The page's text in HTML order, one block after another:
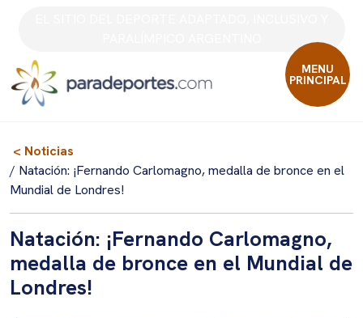
MENU
PRINCIPAL
< Noticias
/ Natación: ¡Fernando Carlomagno, medalla de bronce en el
Mundial de Londres!
Natación: ¡Fernando Carlomagno,
medalla de bronce en el Mundial de
Londres!